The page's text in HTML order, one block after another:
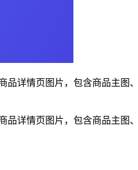
品详情页图片，包含商品主图
品详情页图片，包含商品主图